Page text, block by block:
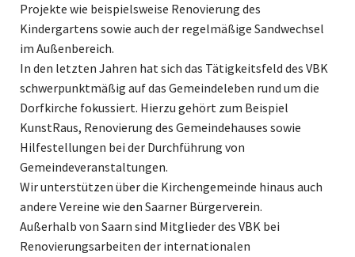
Projekte wie beispielsweise Renovierung des
Kindergartens sowie auch der regelmäßige Sandwechsel
im Außenbereich.
In den letzten Jahren hat sich das Tätigkeitsfeld des VBK
schwerpunktmäßig auf das Gemeindeleben rund um die
Dorfkirche fokussiert. Hierzu gehört zum Beispiel
KunstRaus, Renovierung des Gemeindehauses sowie
Hilfestellungen bei der Durchführung von
Gemeindeveranstaltungen.
Wir unterstützen über die Kirchengemeinde hinaus auch
andere Vereine wie den Saarner Bürgerverein.
Außerhalb von Saarn sind Mitglieder des VBK bei
Renovierungsarbeiten der internationalen